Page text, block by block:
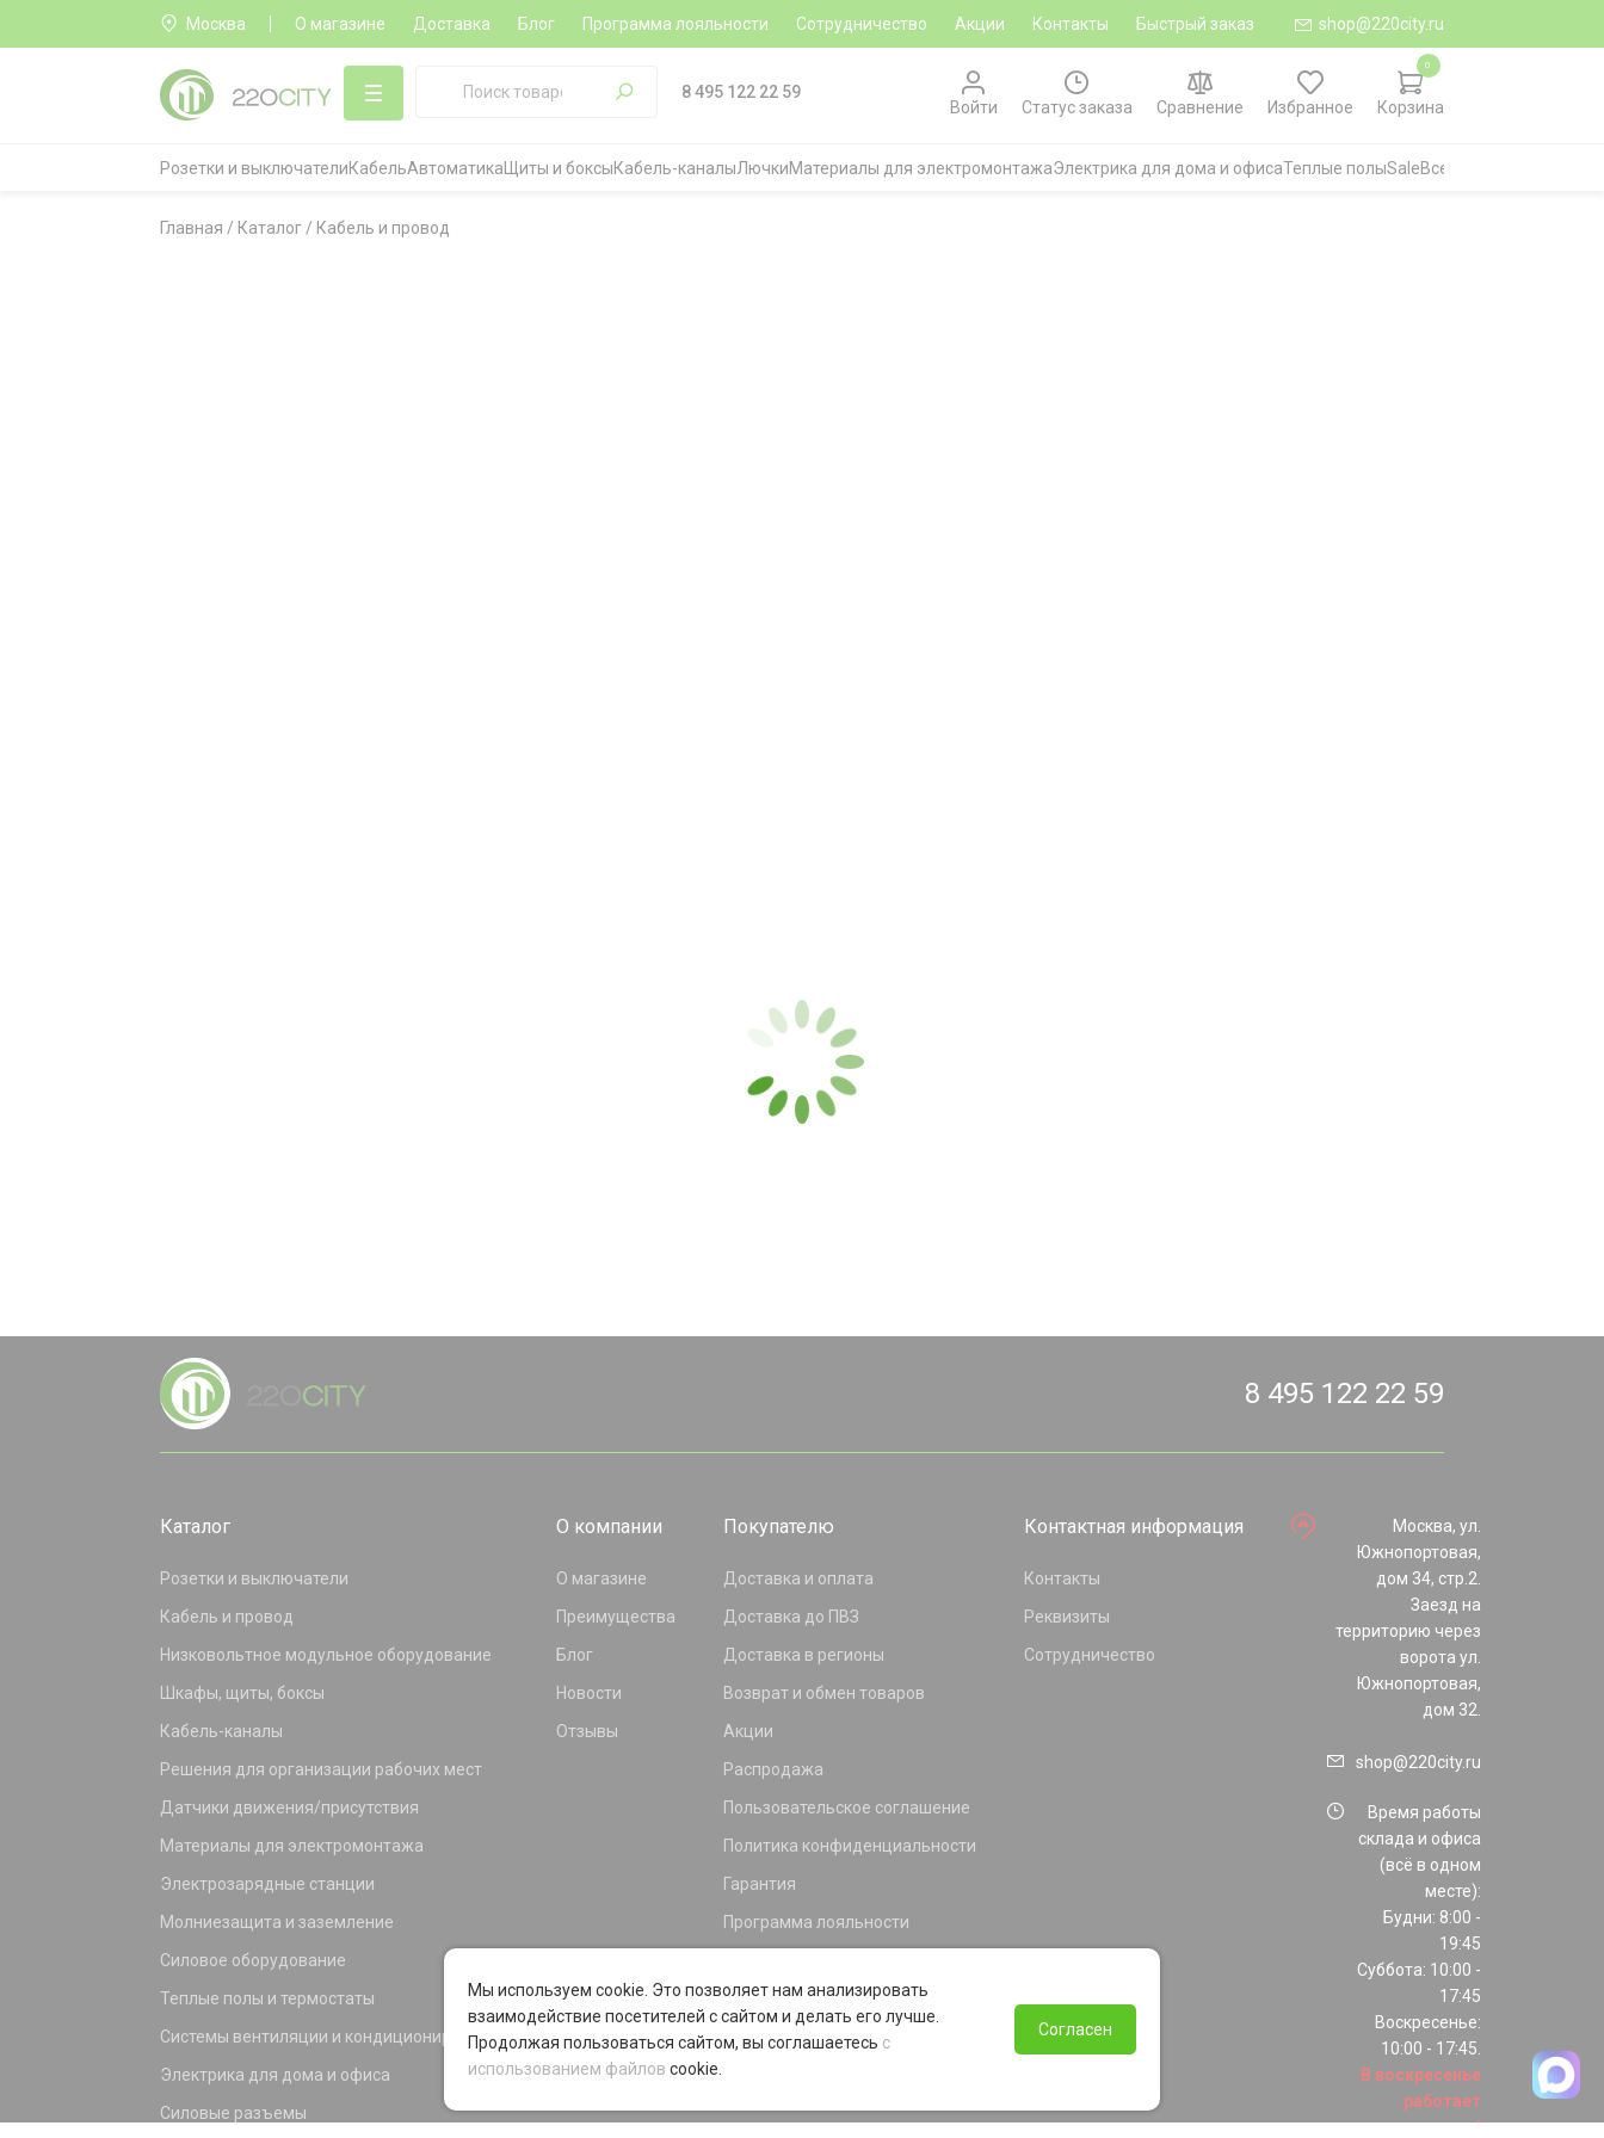
Москва О магазине Доставка Блог Программа лояльности Сотрудничество Акции Контакты Быстрый заказ shop@220city.ru
8 495 122 22 59
Войти
Статус заказа Сравнение Избранное Корзина
0
Розетки и выключателиКабельАвтоматика Щиты и боксыКабель-каналыЛючкиМатериалы для электромонтажаЭлектрика для дома и офисаТеплые полыSaleВсе категории
Главная / Каталог / Кабель и провод
8 495 122 22 59
Каталог
Розетки и выключатели
Кабель и провод
Низковольтное модульное оборудование
Шкафы, щиты, боксы
Кабель-каналы
Решения для организации рабочих мест
Датчики движения/присутствия
Материалы для электромонтажа
Электрозарядные станции
Молниезащита и заземление
Силовое оборудование
Теплые полы и термостаты
Системы вентиляции и кондиционирования
Электрика для дома и офиса
Силовые разъемы
О компании
О магазине
Преимущества
Блог
Новости
Отзывы
Покупателю
Доставка и оплата
Доставка до ПВЗ
Доставка в регионы
Возврат и обмен товаров
Акции
Распродажа
Пользовательское соглашение
Политика конфиденциальности
Гарантия
Программа лояльности
Контактная информация
Контакты
Реквизиты
Сотрудничество
Москва, ул.
Южнопортовая,
дом 34, стр.2.
Заезд на
территорию через
ворота ул.
Южнопортовая,
дом 32.
shop@220city.ru
Время работы
склада и офиса
(всё в одном
месте):
Будни: 8:00 -
19:45
Суббота: 10:00 -
17:45
Воскресенье:
10:00 - 17:45.
В воскресенье
работает
только шоурум!
Мы используем cookie. Это позволяет нам анализировать
взаимодействие посетителей с сайтом и делать его лучше.
Продолжая пользоваться сайтом, вы соглашаетесь с
использованием файлов cookie.
Согласен